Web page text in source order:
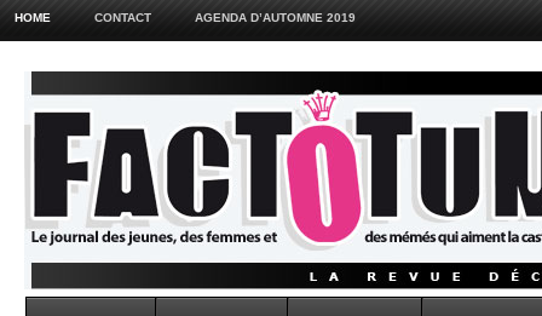
HOME CONTACT AGENDA D’AUTOMNE 2019